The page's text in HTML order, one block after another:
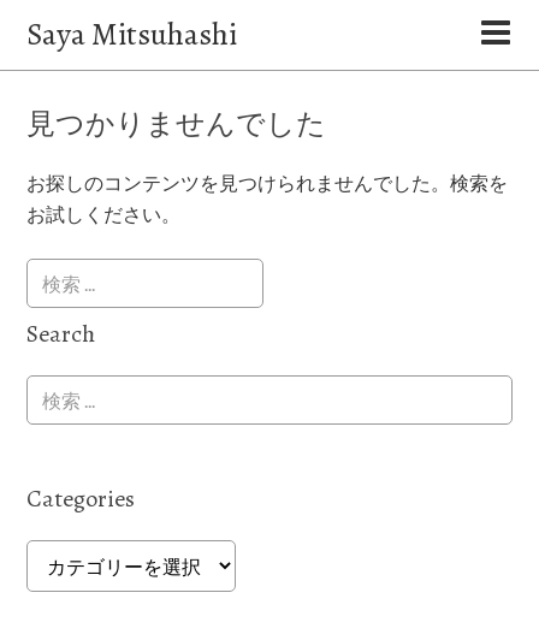
Saya Mitsuhashi
見つかりませんでした
お探しのコンテンツを見つけられませんでした。検索を
お試しください。
Search
Categories
Categories